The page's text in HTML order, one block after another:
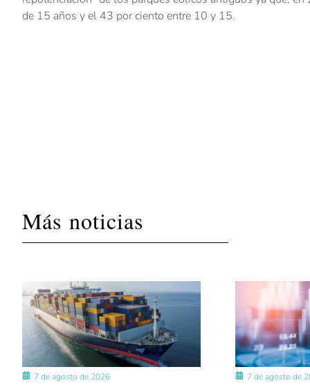
de 15 años y el 43 por ciento entre 10 y 15.
Más noticias
7 de agosto de 2026 7 de agosto de